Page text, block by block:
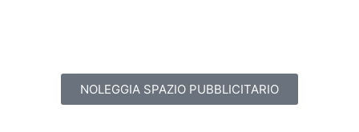
NOLEGGIA SPAZIO PUBBLICITARIO